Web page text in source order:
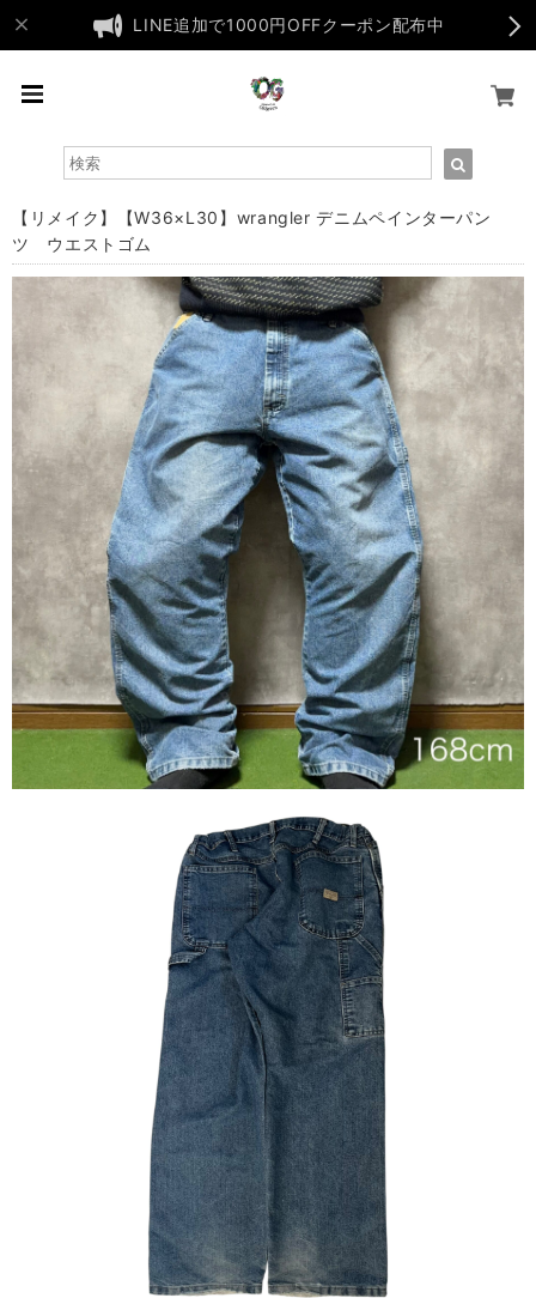
LINE追加で1000円OFFクーポン配布中
【リメイク】【W36×L30】wrangler デニムペインターパン
ツ ウエストゴム